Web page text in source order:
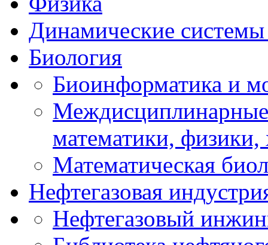
Динамические системы
Биология
Биоинформатика и
математики,
Математическая
Нефтегазовая
Нефтегазовый